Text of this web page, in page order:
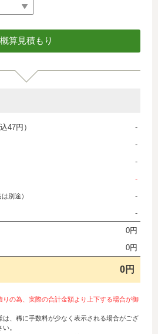
47円）
-
-
-
-
別途）
-
-
0円
0円
0円
の為、実際の合計金額より上下する場合が御
、稀に手数料が少なく表示される場合がござ
。